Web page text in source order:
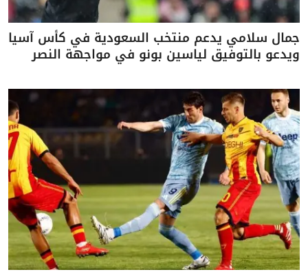
جمال سلامي يدعم منتخب السعودية في كأس آسيا
ويدعو بالتوفيق لياسين بونو في مواجهة النصر